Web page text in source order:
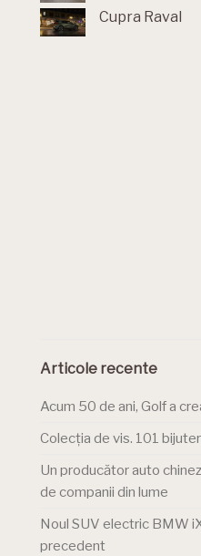
Cupra Raval
Articole recente
Acum 50 de ani, Golf a
Colecția de vis. 101
Un producător auto
de companii din lume
Noul SUV electric BMW
precedent